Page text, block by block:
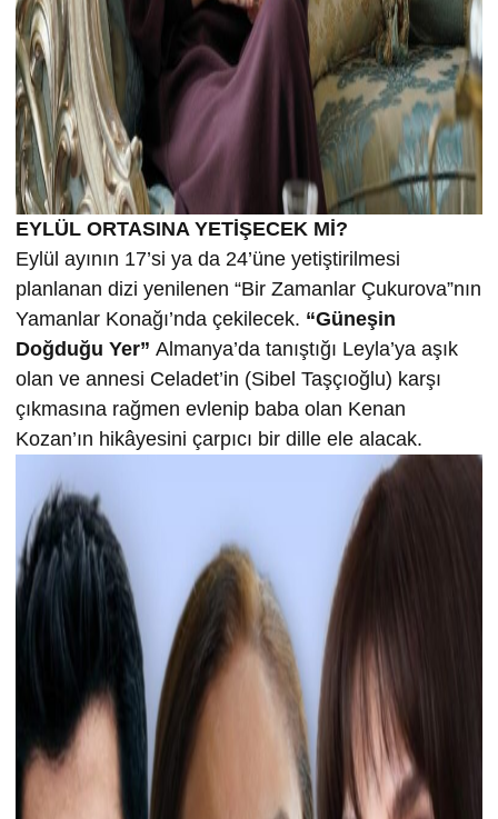
EYLÜL ORTASINA YETİŞECEK Mİ?
Eylül ayının 17’si ya da 24’üne yetiştirilmesi
planlanan dizi yenilenen “Bir Zamanlar Çukurova”nın
Yamanlar Konağı’nda çekilecek. “Güneşin
Doğduğu Yer” Almanya’da tanıştığı Leyla’ya aşık
olan ve annesi Celadet’in (Sibel Taşçıoğlu) karşı
çıkmasına rağmen evlenip baba olan Kenan
Kozan’ın hikâyesini çarpıcı bir dille ele alacak.